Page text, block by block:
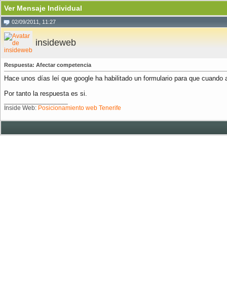
Ver Mensaje Individual
02/09/2011, 11:27
insideweb
Respuesta: Afectar competencia
Hace unos días leí que google ha habilitado un formulario para que
Por tanto la respuesta es si.
Inside Web: Posicionamiento web Tenerife